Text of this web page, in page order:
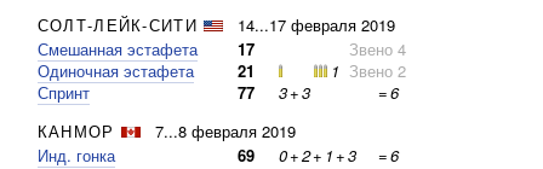
СОЛТ-ЛЕЙК-СИТИ
14...17 февраля 2019
Смешанная эстафета
17
Звено 4
Одиночная эстафета
21 1 Звено 2
Спринт
77 3+3 =6
КАНМОР
7...8 февраля 2019
Инд. гонка
69 0+2+ 1+3 =6